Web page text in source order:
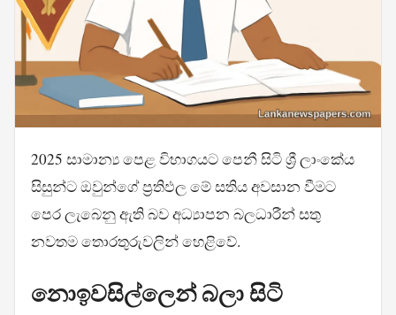
2025 සාමාන්‍ය පෙළ විභාගයට පෙනී සිටි ශ්‍රී ලාංකේය
සිසුන්ට ඔවුන්ගේ ප්‍රතිඵල මේ සතිය අවසාන වීමට
පෙර ලැබෙනු ඇති බව අධ්‍යාපන බලධාරීන් සතු
නවතම තොරතුරුවලින් හෙළිවේ.
නොඉවසිල්ලෙන් බලා සිටි